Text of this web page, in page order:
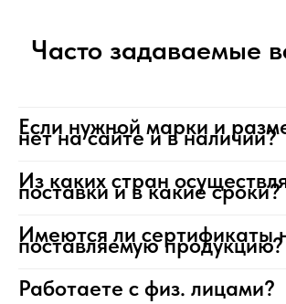
Часто задаваемые
Если нужной марки и
нет на сайте и в наличии?
Из каких стран
поставки и в какие сроки?
Имеются ли сертификаты
поставляемую продукцию?
Работаете с физ. лицами?